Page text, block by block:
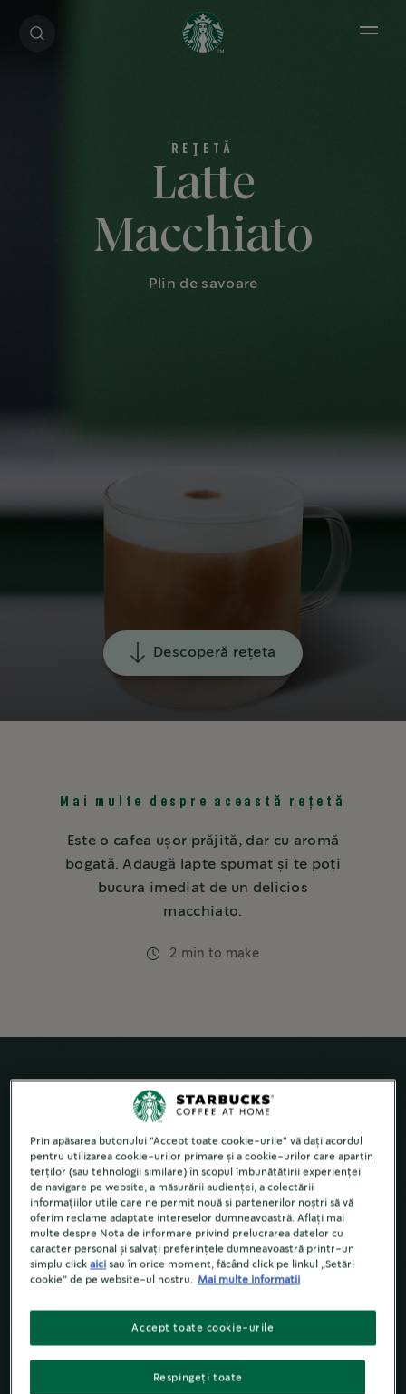
Open
Latte
Macchiato
Plin de savoare
Descoperă rețeta
Mai multe despre această rețetă
Este o cafea ușor prăjită, dar cu aromă
bogată. Adaugă lapte spumat și te poți
bucura imediat de un delicios
macchiato.
2 min to make
Prin apăsarea butonului "Accept toate cookie-urile" vă dați acordul
pentru utilizarea cookie-urilor primare și a cookie-urilor care aparțin
terților (sau tehnologii similare) în scopul îmbunătățirii experienței
de navigare pe website, a măsurării audienței, a colectării
informațiilor utile care ne permit nouă și partenerilor noștri să vă
oferim reclame adaptate intereselor dumneavoastră. Aflați mai
multe despre Nota de informare privind prelucrarea datelor cu
caracter personal și salvați preferințele dumneavoastră printr-un
simplu clickaici sau în orice moment, făcând click pe linkul „Setări
cookie” de pe website-ul nostru.
Mai multe informatii
Respingeți toate
Accept toate cookie-urile